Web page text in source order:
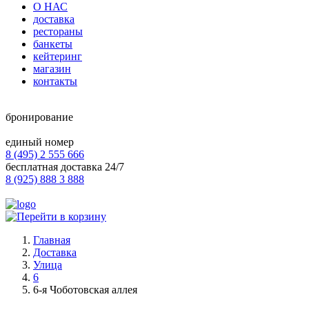
О НАС
доставка
рестораны
банкеты
кейтеринг
магазин
контакты
бронирование
единый номер
8 (495) 2 555 666
бесплатная доставка 24/7
8 (925) 888 3 888
Главная
Доставка
Улица
6
6-я Чоботовская аллея